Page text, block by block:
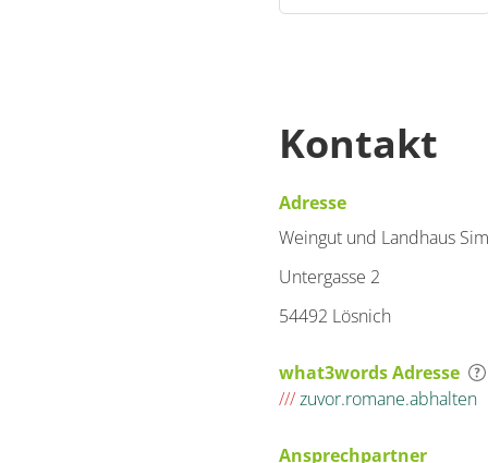
Kontakt
Adresse
Weingut und Landhaus
Untergasse 2
54492 Lösnich
what3words Adresse
///zuvor.romane.abhalten
Ansprechpartner